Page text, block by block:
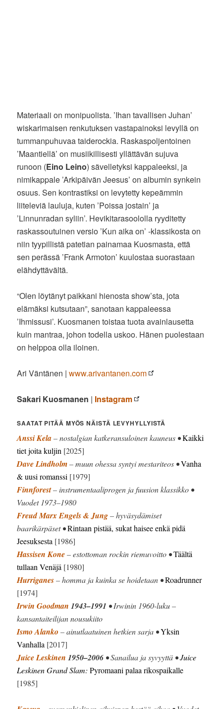
Materiaali on monipuolista. ’Ihan tavallisen Juhan’
wiskarimaisen renkutuksen vastapainoksi levyllä on
tummanpuhuvaa taiderockia. Raskaspoljentoinen
’Maantiellä’ on musiikillisesti yllättävän sujuva
runoon (Eino Leino) sävelletyksi kappaleeksi, ja
nimikappale ’Arkipäivän Jeesus’ on albumin synkein
osuus. Sen kontrastiksi on levytetty kepeämmin
liiteleviä lauluja, kuten ’Poissa jostain’ ja
’Linnunradan syliin’. Hevikitarasoololla ryyditetty
raskassoutuinen versio ’Kun aika on’ -klassikosta on
niin tyypillistä patetian painamaa Kuosmasta, että
sen perässä ’Frank Armoton’ kuulostaa suorastaan
elähdyttävältä.
“Olen löytänyt paikkani hienosta show’sta, jota
elämäksi kutsutaan”, sanotaan kappaleessa
’Ihmissusi’. Kuosmanen toistaa tuota avainlausetta
kuin mantraa, johon todella uskoo. Hänen puolestaan
on helppoa olla iloinen.
Ari Väntänen |www.arivantanen.com
Sakari Kuosmanen | Instagram
SAATAT PITÄÄ MYÖS NÄISTÄ LEVYHYLLYISTÄ
Anssi Kela– nostalgian katkeransuloinen kauneus •Kaikki
tiet joita kuljin [2025]
Dave Lindholm– muun ohessa syntyi mestariteos •Vanha
& uusi romanssi [1979]
Finnforest– instrumentaaliprogen ja fuusion klassikko •
Vuodet 1973–1980
Freud Marx Engels & Jung– hyväsydämiset
baarikärpäset •Rintaan pistää, sukat haisee enkä pidä
Jeesuksesta [1986]
Hassisen Kone– estottoman rockin riemuvoitto •Täältä
tullaan Venäjä [1980]
Hurriganes– homma ja kuinka se hoidetaan •Roadrunner
[1974]
Irwin Goodman 1943–1991 • Irwinin 1960-luku –
kansantaiteilijan nousukiito
Ismo Alanko – ainutlaatuinen hetkien sarja •Yksin
Vanhalla [2017]
Juice Leskinen 1950–2006 • Sanailua ja syvyyttä •Juice
Leskinen Grand Slam:Pyromaani palaa rikospaikalle
[1985]